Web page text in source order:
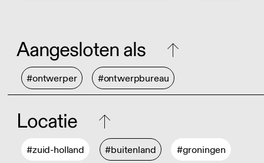
Aangesloten als
#ontwerper #ontwerpbureau
Locatie
#zuid-holland #buitenland #groningen